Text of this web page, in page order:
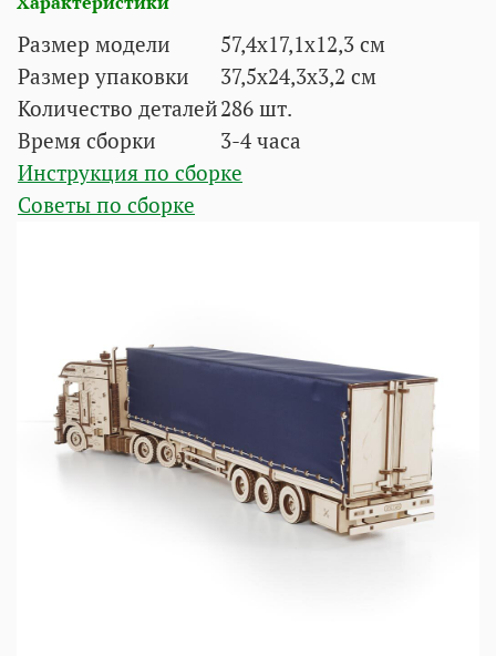
Размер модели
57,4х17,1х12,3 см
Размер упаковки
37,5х24,3х3,2 см
Количество деталей286 шт.
Время сборки
3-4 часа
Инструкция по сборке
Советы по сборке